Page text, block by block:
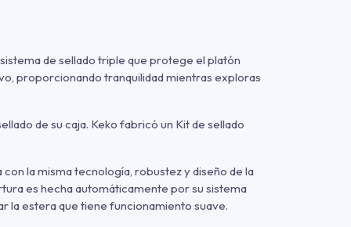
de sellado triple que protege el platón
proporcionando tranquilidad mientras exploras
de su caja. Keko fabricó un Kit de sellado
la misma tecnología, robustez y diseño de la
es hecha automáticamente por su sistema
la estera que tiene funcionamiento suave.